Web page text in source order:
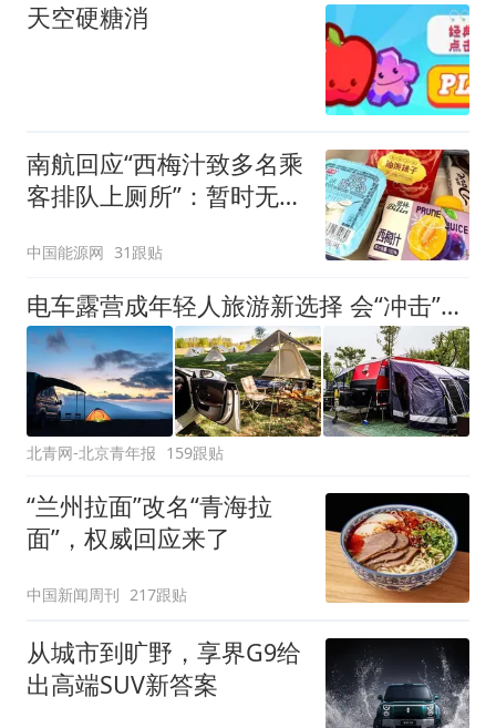
天空硬糖消
南航回应“西梅汁致多名乘
客排队上厕所”：暂时无法
中国能源网 31跟贴
电车露营成年轻人旅游新选择 会“冲击”传统住宿业吗？
北青网-北京青年报 159跟贴
“兰州拉面”改名“青海拉
面”，权威回应来了
中国新闻周刊 217跟贴
从城市到旷野，享界G9给
出高端SUV新答案